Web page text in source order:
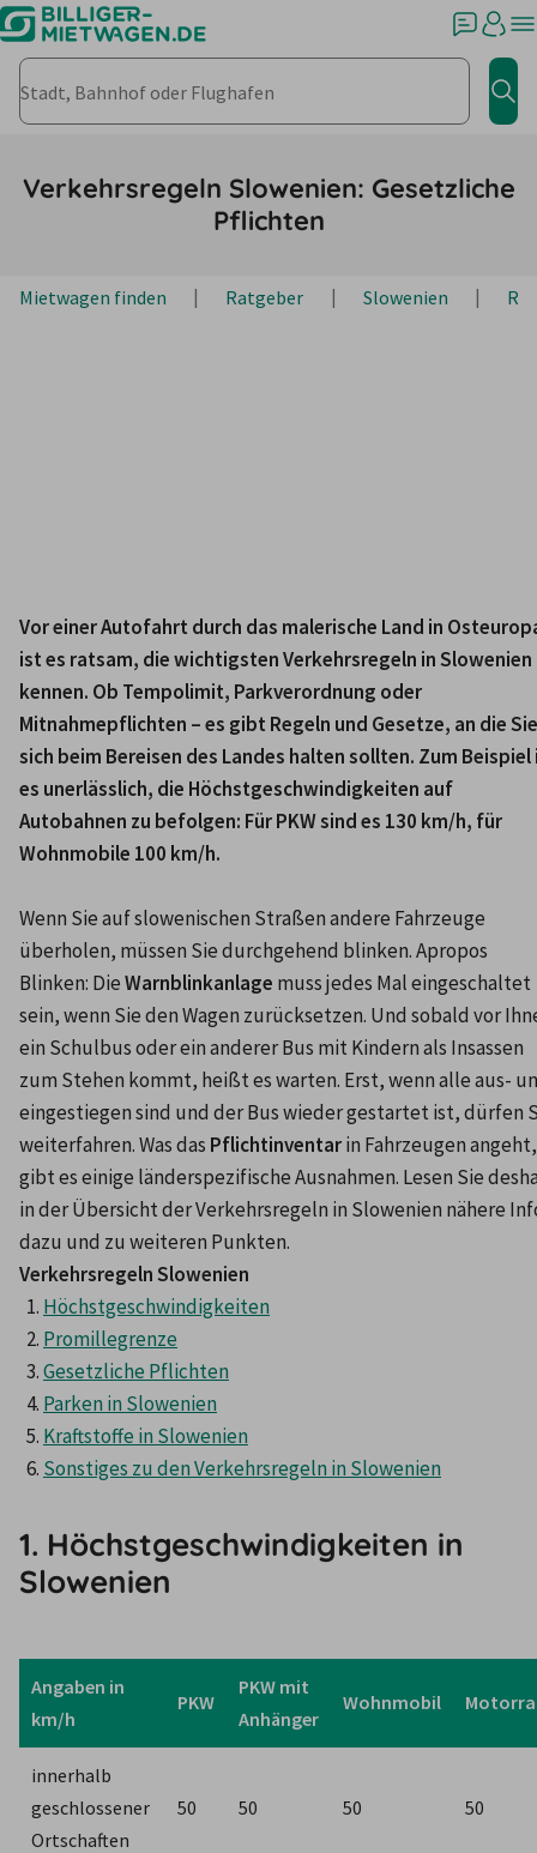
Stadt, Bahnhof oder Flughafen
Verkehrsregeln Slowenien: Gesetzliche
Pflichten
Mietwagen finden Ratgeber Slowenien
Vor einer Autofahrt durch das malerische Land in
ist es ratsam, die wichtigsten Verkehrsregeln in Slowenien
kennen. Ob Tempolimit, Parkverordnung oder
Mitnahmepflichten – es gibt Regeln und Gesetze, an die Sie
sich beim Bereisen des Landes halten sollten. Zum
es unerlässlich, die Höchstgeschwindigkeiten auf
Autobahnen zu befolgen: Für PKW sind es 130 km/h, für
Wohnmobile 100 km/h.
Wenn Sie auf slowenischen Straßen andere Fahrzeuge
überholen, müssen Sie durchgehend blinken. Apropos
Blinken: Die Warnblinkanlage muss jedes Mal eingeschaltet
sein, wenn Sie den Wagen zurücksetzen. Und sobald vor
ein Schulbus oder ein anderer Bus mit Kindern als Insassen
zum Stehen kommt, heißt es warten. Erst, wenn alle aus-
eingestiegen sind und der Bus wieder gestartet ist, dürfen
weiterfahren. Was das Pflichtinventar in Fahrzeugen angeht,
gibt es einige länderspezifische Ausnahmen. Lesen Sie
in der Übersicht der Verkehrsregeln in Slowenien nähere
Verkehrsregeln Slowenien
Höchstgeschwindigkeiten
Promillegrenze
Gesetzliche Pflichten
Parken in Slowenien
Kraftstoffe in Slowenien
Sonstiges zu den Verkehrsregeln in Slowenien
1. Höchstgeschwindigkeiten in
Slowenien
Angaben in
km/h
PKW
PKW mit
Anhänger
Wohnmobil
innerhalb
geschlossener
Ortschaften
50 50 50 50